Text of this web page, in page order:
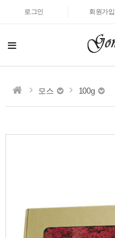
로그인 회원가입
모스 100g